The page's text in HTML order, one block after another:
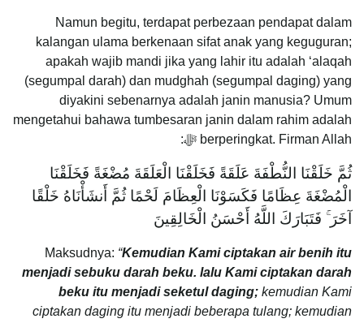
Namun begitu, terdapat perbezaan pendapat dalam
kalangan ulama berkenaan sifat anak yang keguguran;
apakah wajib mandi jika yang lahir itu adalah ‘alaqah
(segumpal darah) dan mudghah (segumpal daging) yang
diyakini sebenarnya adalah janin manusia? Umum
mengetahui bahawa tumbesaran janin dalam rahim adalah
berperingkat. Firman Allah ﷻ:
ثُمَّ خَلَقْنَا النُّطْفَةَ عَلَقَةً فَخَلَقْنَا الْعَلَقَةَ مُضْغَةً فَخَلَقْنَا
الْمُضْغَةَ عِظَامًا فَكَسَوْنَا الْعِظَامَ لَحْمًا ثُمَّ أَنشَأْنَاهُ خَلْقًا
آخَرَ ۚ فَتَبَارَكَ اللَّهُ أَحْسَنُ الْخَالِقِينَ
Maksudnya: “Kemudian Kami ciptakan air benih itu
menjadi sebuku darah beku. lalu Kami ciptakan darah
beku itu menjadi seketul daging; kemudian Kami
ciptakan daging itu menjadi beberapa tulang; kemudian